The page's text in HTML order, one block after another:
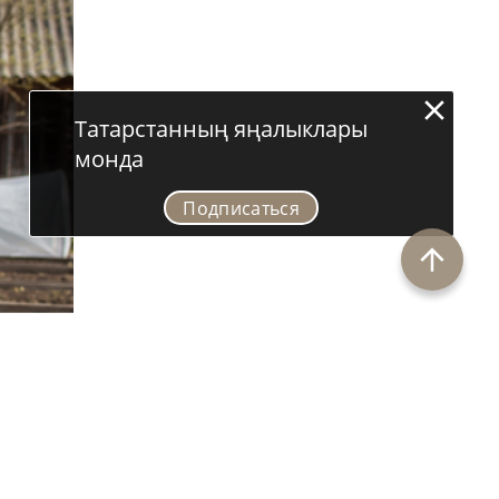
Татарстанның яңалыклары
монда
Подписаться